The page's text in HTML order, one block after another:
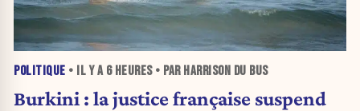
POLITIQUE • IL Y A 6 HEURES• PAR HARRISON DU BUS
Burkini : la justice française suspend